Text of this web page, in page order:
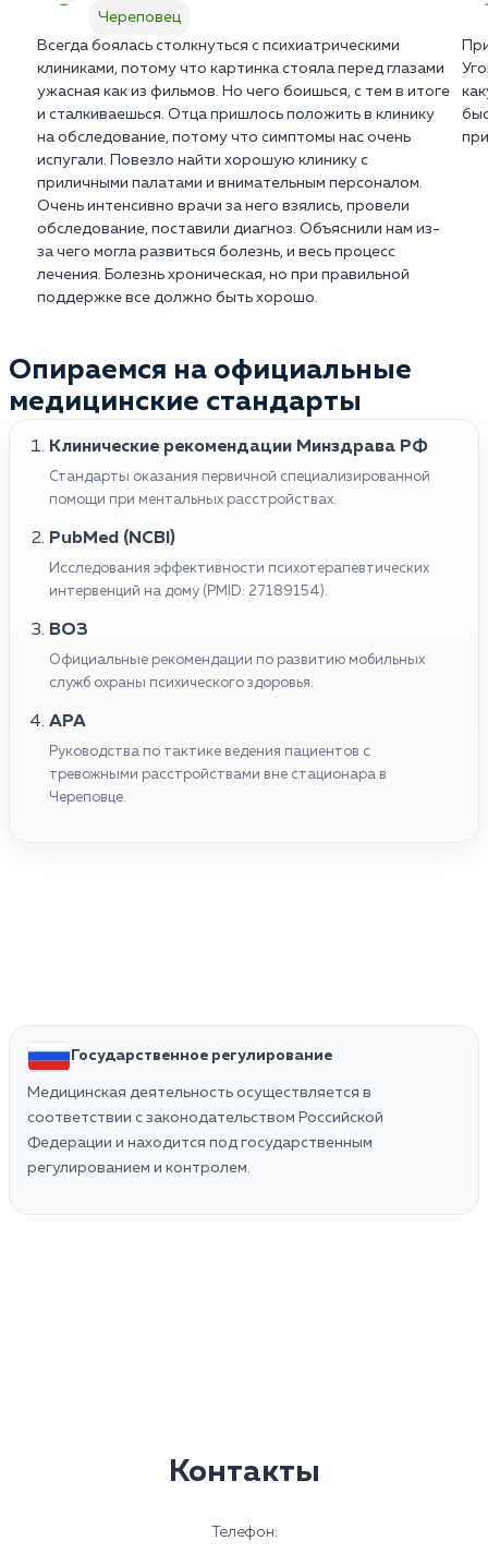
Череповец
Всегда боялась столкнуться с психиатрическими
клиниками, потому что картинка стояла перед глазами
ужасная как из фильмов. Но чего боишься, с тем в итоге
и сталкиваешься. Отца пришлось положить в клинику
на обследование, потому что симптомы нас очень
испугали. Повезло найти хорошую клинику с
приличными палатами и внимательным персоналом.
Очень интенсивно врачи за него взялись, провели
обследование, поставили диагноз. Объяснили нам из-
за чего могла развиться болезнь, и весь процесс
лечения. Болезнь хроническая, но при правильной
поддержке все должно быть хорошо.
Опираемся на официальные
медицинские стандарты
Клинические рекомендации Минздрава РФ
Стандарты оказания первичной специализированной
помощи при ментальных расстройствах.
PubMed (NCBI)
Исследования эффективности психотерапевтических
интервенций на дому (PMID: 27189154).
ВОЗ
Официальные рекомендации по развитию мобильных
служб охраны психического здоровья.
APA
Руководства по тактике ведения пациентов с
тревожными расстройствами вне стационара в
Череповце.
Государственное регулирование
Медицинская деятельность осуществляется в
соответствии с законодательством Российской
Федерации и находится под государственным
регулированием и контролем.
Контакты
Телефон: